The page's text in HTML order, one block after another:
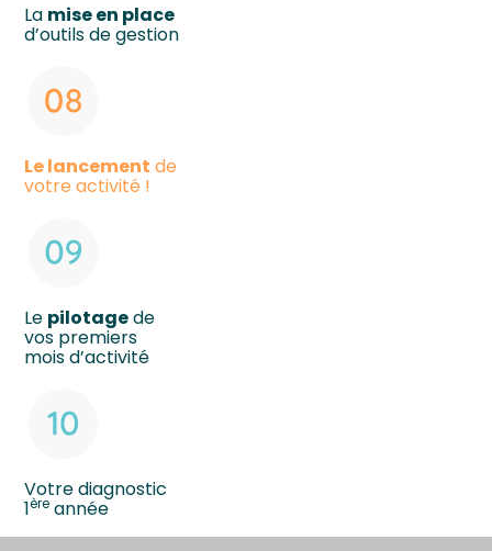
La mise en place
d’outils de gestion
Le lancement de
votre activité !
Le pilotagede
vos premiers
mois d’activité
Votre diagnostic
1ère année